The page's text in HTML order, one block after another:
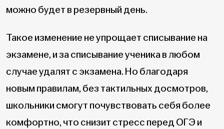
можно будет в резервный день.
Такое изменение не упрощает списывание на
экзамене, и за списывание ученика в любом
случае удалят с экзамена. Но благодаря
новым правилам, без тактильных досмотров,
школьники смогут почувствовать себя более
комфортно, что снизит стресс перед ОГЭ и